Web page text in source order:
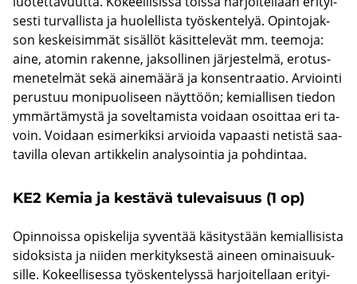
ses­ti tur­val­lis­ta ja huo­lel­lis­ta työs­ken­te­lyä. Opin­to­jak­
son kes­kei­sim­mät si­säl­löt kä­sit­te­le­vät mm. tee­mo­ja:
aine, ato­min ra­ken­ne, jak­sol­li­nen jär­jes­tel­mä, ero­tus­
me­ne­tel­mät sekä ai­ne­mää­rä ja kon­sent­raa­tio. Ar­vioin­ti
pe­rus­tuu mo­ni­puo­li­seen näyt­töön; ke­mial­li­sen tie­don
ym­mär­tä­mys­tä ja so­vel­ta­mis­ta voi­daan osoit­taa eri ta­
voin. Voi­daan esi­mer­kik­si ar­vioi­da va­paas­ti ne­tis­tä saa­
ta­vil­la ole­van ar­tik­ke­lin ana­ly­soin­tia ja poh­din­taa.
KE2 Kemia ja kes­tä­vä tu­le­vai­suus (1 op)
Opin­nois­sa opis­ke­li­ja sy­ven­tää kä­si­tys­tään ke­mial­li­sis­ta
si­dok­sis­ta ja nii­den mer­ki­tyk­ses­tä ai­neen omi­nai­suuk­
sil­le. Ko­keel­li­ses­sa työs­ken­te­lys­sä har­joi­tel­laan eri­tyi­